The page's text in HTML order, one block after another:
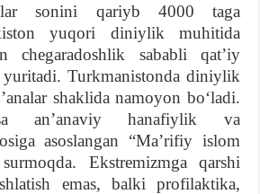
sonini qariyb 4000 taga
yuqori diniylik muhitida
chegaradoshlik sababli qatʼiy
yuritadi. Turkmanistonda diniylik
shaklida namoyon boʻladi.
anʼanaviy hanafiylik va
asoslangan “Maʼrifiy islom
Ekstremizmga qarshi
emas, balki profilaktika,